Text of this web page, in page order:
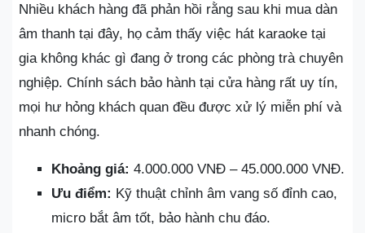
Nhiều khách hàng đã phản hồi rằng sau khi mua dàn
âm thanh tại đây, họ cảm thấy việc hát karaoke tại
gia không khác gì đang ở trong các phòng trà chuyên
nghiệp. Chính sách bảo hành tại cửa hàng rất uy tín,
mọi hư hỏng khách quan đều được xử lý miễn phí và
nhanh chóng.
Khoảng giá: 4.000.000 VNĐ – 45.000.000 VNĐ.
Ưu điểm: Kỹ thuật chỉnh âm vang số đỉnh cao,
micro bắt âm tốt, bảo hành chu đáo.